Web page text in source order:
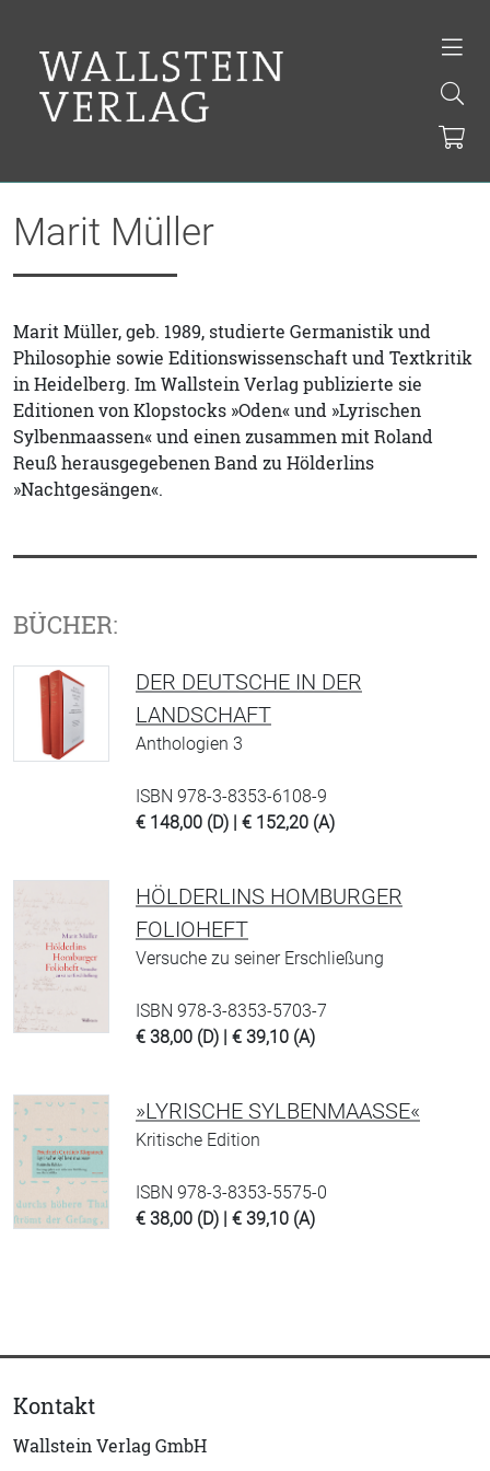
Marit Müller
Marit Müller, geb. 1989, studierte Germanistik und
Philosophie sowie Editionswissenschaft und Textkritik
in Heidelberg. Im Wallstein Verlag publizierte sie
Editionen von Klopstocks »Oden« und »Lyrischen
Sylbenmaassen« und einen zusammen mit Roland
Reuß herausgegebenen Band zu Hölderlins
»Nachtgesängen«.
BÜCHER:
DER DEUTSCHE IN DER
LANDSCHAFT
Anthologien 3
ISBN 978-3-8353-6108-9
€ 148,00 (D) | € 152,20 (A)
HÖLDERLINS HOMBURGER
FOLIOHEFT
Versuche zu seiner Erschließung
ISBN 978-3-8353-5703-7
€ 38,00 (D) | € 39,10 (A)
»LYRISCHE SYLBENMAASSE«
Kritische Edition
ISBN 978-3-8353-5575-0
€ 38,00 (D) | € 39,10 (A)
Kontakt
Wallstein Verlag GmbH